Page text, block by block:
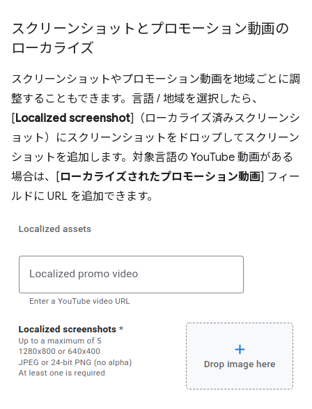
スクリーンショットとプロモーション動画の
ローカライズ
スクリーンショットやプロモーション動画を地域ごとに調
整することもできます。言語 / 地域を選択したら、
[Localized screenshot]（ローカライズ済みスクリーンシ
ョット）にスクリーンショットをドロップしてスクリーン
ショットを追加します。対象言語の YouTube 動画がある
場合は、[ローカライズされたプロモーション動画] フィー
ルドに URL を追加できます。